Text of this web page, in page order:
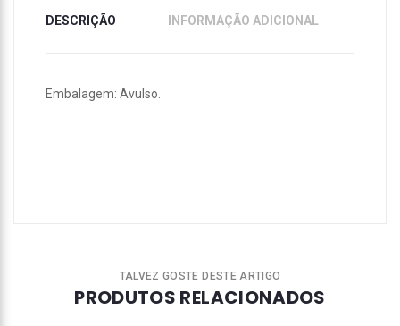
DESCRIÇÃO INFORMAÇÃO ADICIONAL
Embalagem: Avulso.
TALVEZ GOSTE DESTE ARTIGO
PRODUTOS RELACIONADOS